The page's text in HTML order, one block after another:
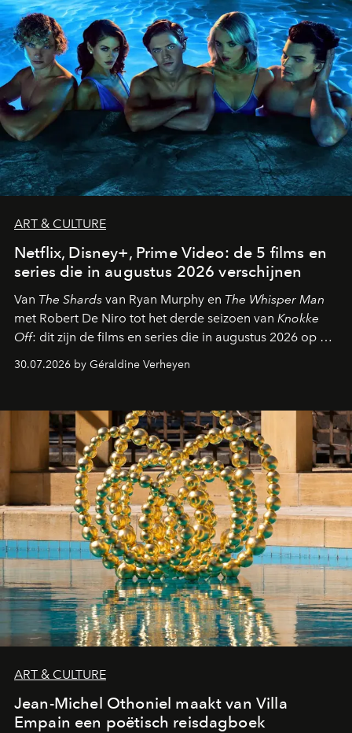
ART & CULTURE
Netflix, Disney+, Prime Video: de 5 films en
series die in augustus 2026 verschijnen
Van The Shards van Ryan Murphy en The Whisper Man
met Robert De Niro tot het derde seizoen van Knokke
Off: dit zijn de films en series die in augustus 2026 op de
streamingplatformen verschijnen.
30.07.2026 by Géraldine Verheyen
ART & CULTURE
Jean-Michel Othoniel maakt van Villa
Empain een poëtisch reisdagboek